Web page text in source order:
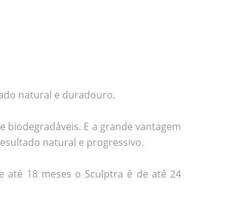
natural e duradouro.
biodegradáveis. E a grande vantagem
natural e progressivo.
até 18 meses o Sculptra é de até 24